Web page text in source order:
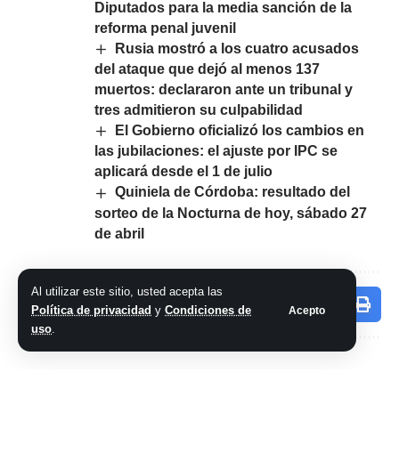
Al utilizar este sitio, usted acepta las
Política de privacidad y Condiciones de
uso.
Acepto
Diputados para la media sanción de la
reforma penal juvenil
Rusia mostró a los cuatro acusados
del ataque que dejó al menos 137
muertos: declararon ante un tribunal y
tres admitieron su culpabilidad
El Gobierno oficializó los cambios en
las jubilaciones: el ajuste por IPC se
aplicará desde el 1 de julio
Quiniela de Córdoba: resultado del
sorteo de la Nocturna de hoy, sábado 27
de abril
Comparte este artículo